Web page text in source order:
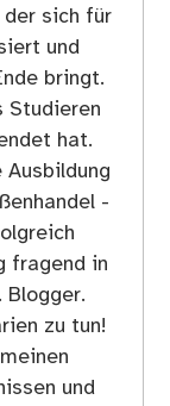
der sich für
und
bringt.
Studieren
hat.
-
fragend in
Blogger.
zu tun!
und